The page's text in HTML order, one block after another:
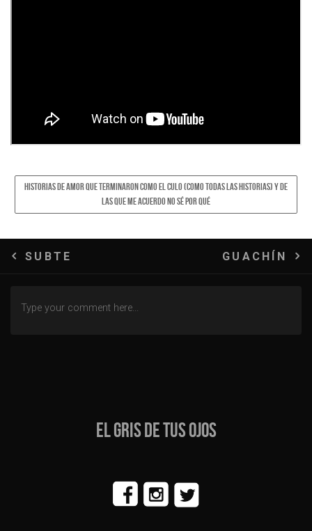
HISTORIAS DE AMOR QUE TERMINARON COMO EL CULO (COMO TODAS LAS HISTORIAS) Y DE
LAS QUE ME ACUERDO NO SÉ POR QUÉ
Navegación
entradas
SUBTE GUACHÍN
EL GRIS DE TUS OJOS